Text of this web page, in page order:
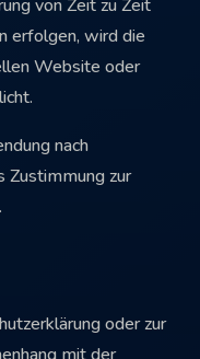
von Zeit zu Zeit
erfolgen, wird die
Website oder
nach
Zustimmung zur
oder zur